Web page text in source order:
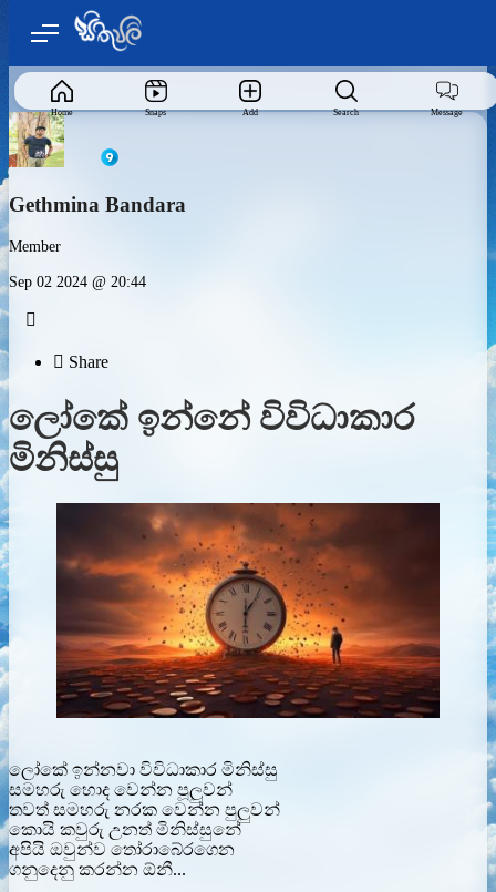
Home Snaps Add Search Message
Gethmina Bandara
Member
Sep 02 2024 @ 20:44

 Share
ලෝකේ ඉන්නේ විවිධාකාර
මිනිස්සු
ලෝකේ ඉන්නවා විවිධාකාර මිනිස්සු
සමහරු හොද වෙන්න පූලුවන්
තවත් සමහරු නරක වෙන්න පුලුවන්
කොයි කවුරු උනත් මිනිස්සුනේ
අපියි ඔවුන්ව තෝරාබේරගෙන
ගනුදෙනු කරන්න ඕනී...